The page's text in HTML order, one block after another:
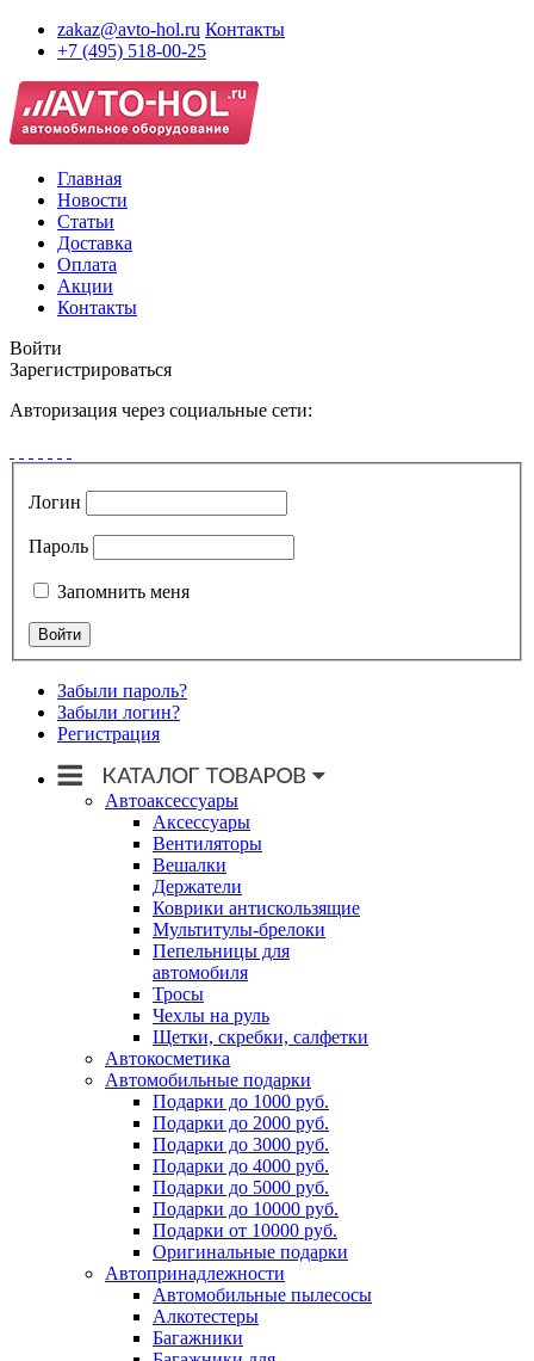
zakaz@avto-hol.ru Контакты
+7 (495) 518-00-25
Главная
Новости
Статьи
Доставка
Оплата
Акции
Контакты
Войти
Зарегистрироваться
Авторизация через социальные сети:
Логин
Пароль
Запомнить меня
Забыли пароль?
Забыли логин?
Регистрация
Автоаксессуары
Аксессуары
Вентиляторы
Вешалки
Держатели
Коврики антискользящие
Мультитулы-брелоки
Пепельницы для
автомобиля
Тросы
Чехлы на руль
Щетки, скребки, салфетки
Автокосметика
Автомобильные подарки
Подарки до 1000 руб.
Подарки до 2000 руб.
Подарки до 3000 руб.
Подарки до 4000 руб.
Подарки до 5000 руб.
Подарки до 10000 руб.
Подарки от 10000 руб.
Оригинальные подарки
Автопринадлежности
Автомобильные пылесосы
Алкотестеры
Багажники